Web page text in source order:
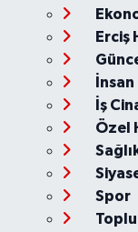
Erciş
İş
Özel
Spor